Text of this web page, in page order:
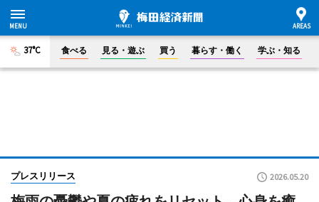
37°C 食べる 見る・遊ぶ 買う 暮らす・働く 学ぶ・知る
プレスリリース 2026.05.20